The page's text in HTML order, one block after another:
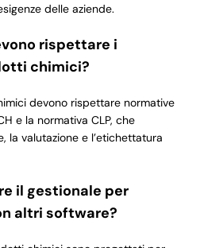
delle aziende.
rispettare i
chimici?
devono rispettare normative
e la normativa CLP, che
la valutazione e l’etichettatura
il gestionale per
altri software?